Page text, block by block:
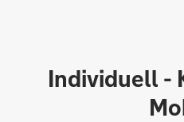
Individuell -